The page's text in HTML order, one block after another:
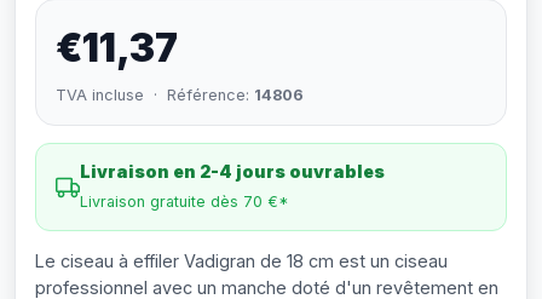
€11,37
TVA incluse · Référence: 14806
Livraison en 2-4 jours ouvrables
Livraison gratuite dès 70 €*
Le ciseau à effiler Vadigran de 18 cm est un ciseau
professionnel avec un manche doté d'un revêtement en